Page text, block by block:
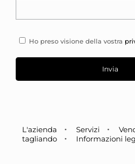
Ho preso visione della vostra
L'azienda Servizi
tagliando
Informazioni